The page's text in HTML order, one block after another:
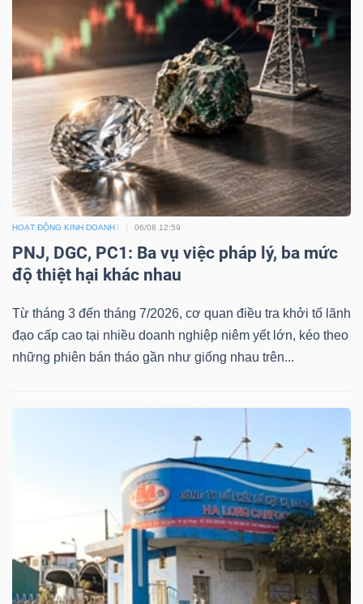
HOẠT ĐỘNG KINH DOANH 06/08 12:59
PNJ, DGC, PC1: Ba vụ việc pháp lý, ba mức
độ thiệt hại khác nhau
Từ tháng 3 đến tháng 7/2026, cơ quan điều tra khởi tố lãnh
đạo cấp cao tại nhiều doanh nghiệp niêm yết lớn, kéo theo
những phiên bán tháo gần như giống nhau trên...